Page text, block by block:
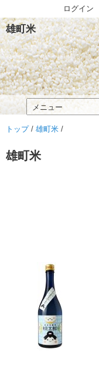
雄町米
トップ/ 雄町米 /
雄町米
ログイン